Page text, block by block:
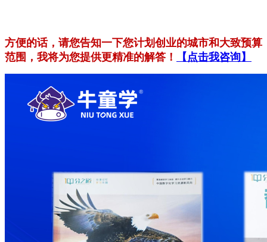
方便的话，请您告知一下您计划创业的城市和大致预算
范围，我将为您提供更精准的解答！
【点击我咨询】